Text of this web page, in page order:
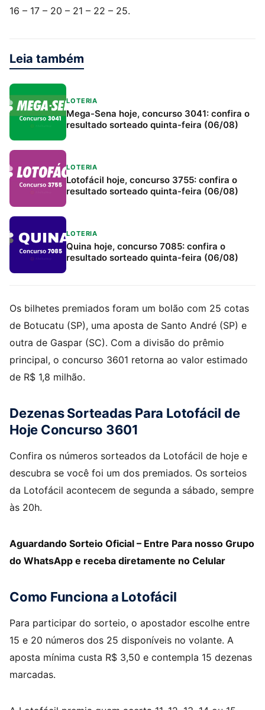
16 – 17 – 20 – 21 – 22 – 25.
Leia também
LOTERIA
Mega-Sena hoje, concurso 3041: confira o
resultado sorteado quinta-feira (06/08)
LOTERIA
Lotofácil hoje, concurso 3755: confira o
resultado sorteado quinta-feira (06/08)
LOTERIA
Quina hoje, concurso 7085: confira o
resultado sorteado quinta-feira (06/08)
Os bilhetes premiados foram um bolão com 25 cotas
de Botucatu (SP), uma aposta de Santo André (SP) e
outra de Gaspar (SC). Com a divisão do prêmio
principal, o concurso 3601 retorna ao valor estimado
de R$ 1,8 milhão.
Dezenas Sorteadas Para Lotofácil de
Hoje Concurso 3601
Confira os números sorteados da Lotofácil de hoje e
descubra se você foi um dos premiados. Os sorteios
da Lotofácil acontecem de segunda a sábado, sempre
às 20h.
Aguardando Sorteio Oficial – Entre Para nosso Grupo
do WhatsApp e receba diretamente no Celular
Como Funciona a Lotofácil
Para participar do sorteio, o apostador escolhe entre
15 e 20 números dos 25 disponíveis no volante. A
aposta mínima custa R$ 3,50 e contempla 15 dezenas
marcadas.